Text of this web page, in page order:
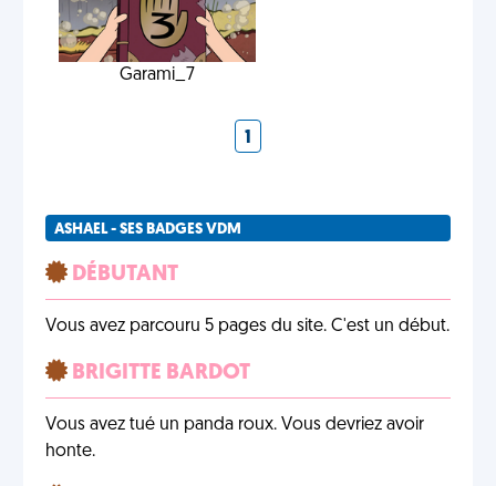
Garami_7
1
ASHAEL - SES BADGES VDM
DÉBUTANT
Vous avez parcouru 5 pages du site. C'est un début.
BRIGITTE BARDOT
Vous avez tué un panda roux. Vous devriez avoir
honte.